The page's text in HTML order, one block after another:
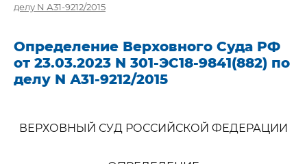
делу N А31-9212/2015
Определение Верховного Суда РФ
от 23.03.2023 N 301-ЭС18-9841(882) по
делу N А31-9212/2015
ВЕРХОВНЫЙ СУД РОССИЙСКОЙ ФЕДЕРАЦИИ